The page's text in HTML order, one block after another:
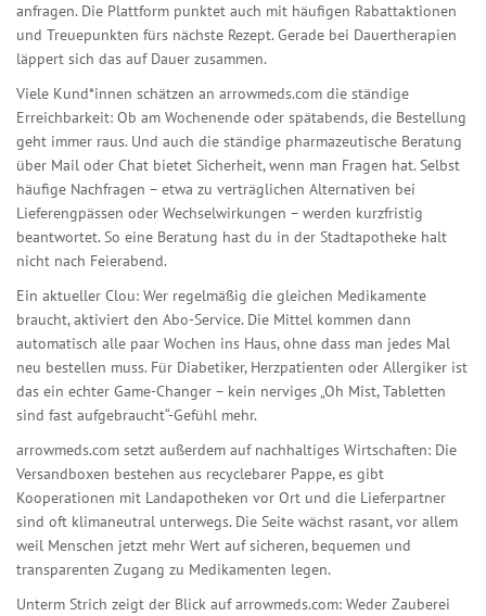
anfragen. Die Plattform punktet auch mit häufigen Rabattaktionen
und Treuepunkten fürs nächste Rezept. Gerade bei Dauertherapien
läppert sich das auf Dauer zusammen.
Viele Kund*innen schätzen an arrowmeds.com die ständige
Erreichbarkeit: Ob am Wochenende oder spätabends, die Bestellung
geht immer raus. Und auch die ständige pharmazeutische Beratung
über Mail oder Chat bietet Sicherheit, wenn man Fragen hat. Selbst
häufige Nachfragen – etwa zu verträglichen Alternativen bei
Lieferengpässen oder Wechselwirkungen – werden kurzfristig
beantwortet. So eine Beratung hast du in der Stadtapotheke halt
nicht nach Feierabend.
Ein aktueller Clou: Wer regelmäßig die gleichen Medikamente
braucht, aktiviert den Abo-Service. Die Mittel kommen dann
automatisch alle paar Wochen ins Haus, ohne dass man jedes Mal
neu bestellen muss. Für Diabetiker, Herzpatienten oder Allergiker ist
das ein echter Game-Changer – kein nerviges „Oh Mist, Tabletten
sind fast aufgebraucht“-Gefühl mehr.
arrowmeds.com setzt außerdem auf nachhaltiges Wirtschaften: Die
Versandboxen bestehen aus recyclebarer Pappe, es gibt
Kooperationen mit Landapotheken vor Ort und die Lieferpartner
sind oft klimaneutral unterwegs. Die Seite wächst rasant, vor allem
weil Menschen jetzt mehr Wert auf sicheren, bequemen und
transparenten Zugang zu Medikamenten legen.
Unterm Strich zeigt der Blick auf arrowmeds.com: Weder Zauberei